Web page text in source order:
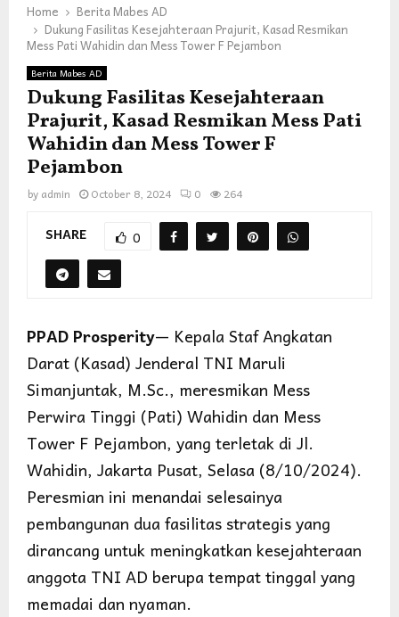
Home
Berita Mabes AD
Dukung Fasilitas Kesejahteraan Prajurit, Kasad Resmikan
Mess Pati Wahidin dan Mess Tower F Pejambon
Berita Mabes AD
Dukung Fasilitas Kesejahteraan
Prajurit, Kasad Resmikan Mess Pati
Wahidin dan Mess Tower F
Pejambon
by admin October 8, 2024 0 264
SHARE 0
PPAD Prosperity— Kepala Staf Angkatan
Darat (Kasad) Jenderal TNI Maruli
Simanjuntak, M.Sc., meresmikan Mess
Perwira Tinggi (Pati) Wahidin dan Mess
Tower F Pejambon, yang terletak di Jl.
Wahidin, Jakarta Pusat, Selasa (8/10/2024).
Peresmian ini menandai selesainya
pembangunan dua fasilitas strategis yang
dirancang untuk meningkatkan kesejahteraan
anggota TNI AD berupa tempat tinggal yang
memadai dan nyaman.